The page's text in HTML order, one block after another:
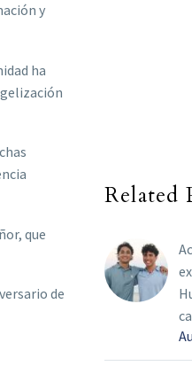
y
ha
que
de
Related